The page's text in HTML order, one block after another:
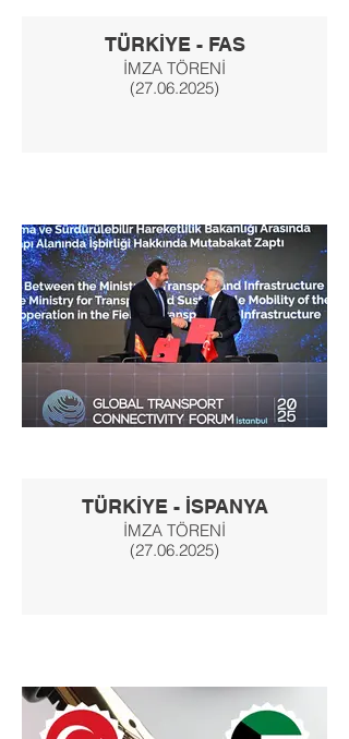
TÜRKİYE - FAS
İMZA TÖRENİ
(27.06.2025)
TÜRKİYE - İSPANYA
İMZA TÖRENİ
(27.06.2025)